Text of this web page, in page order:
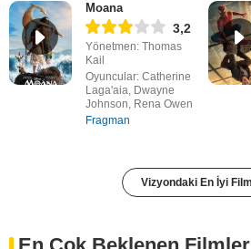
Moana
3,2
Yönetmen: Thomas
Kail
Oyuncular: Catherine
Laga'aia, Dwayne
Johnson, Rena Owen
Fragman
Vizyondaki En İyi